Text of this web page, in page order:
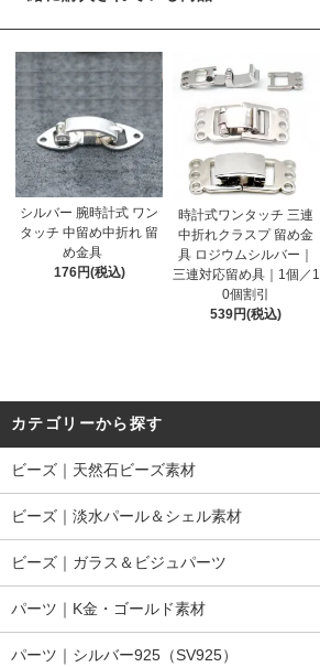
シルバー 腕時計式 ワン
タッチ 中留め中折れ 留
め金具
176円(税込)
時計式ワンタッチ 三連
中折れクラスプ 留め金
具 ロジウムシルバー｜
三連対応留め具｜1個／1
0個割引
539円(税込)
カテゴリーから探す
ビーズ｜天然石ビーズ素材
ビーズ｜淡水パール＆シェル素材
ビーズ｜ガラス＆ビジュパーツ
パーツ｜K金・ゴールド素材
パーツ｜シルバー925（SV925）